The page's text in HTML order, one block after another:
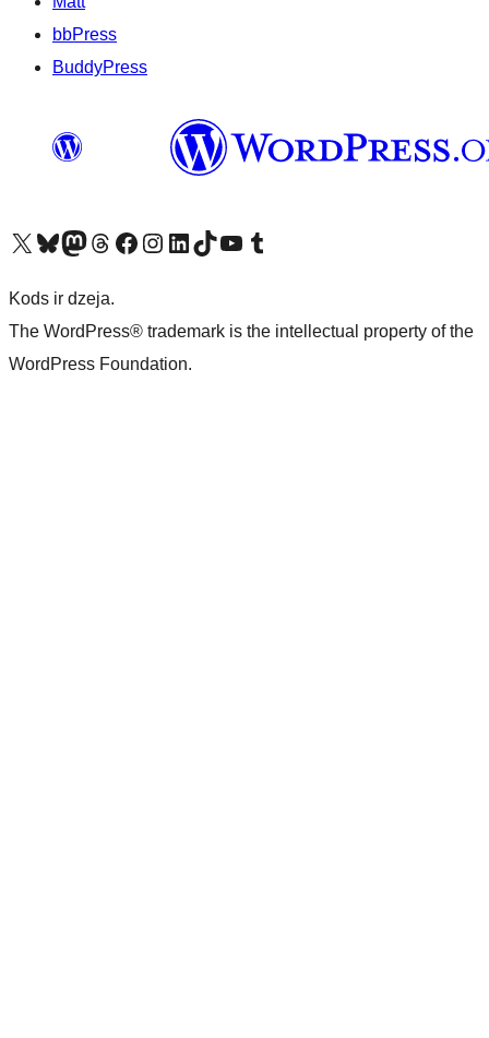
bbPress
BuddyPress
Apmeklējiet mūsu X (agrāk Twitter) kontu
Apmeklējiet mūsu Bluesky kontu
Apmeklējiet mūsu Mastodon kontu
Apmeklējiet mūsu Threads kontu
Apmeklējiet mūsu Facebook lapuApmeklējiet mūsu Instagram kontu
Apmeklējiet mūsu LinkedIn kontu
Apmeklējiet mūsu TikTok kontu
Apmeklējiet mūsu YouTube kanālu
Apmeklējiet mūsu Tumblr kontu
Kods ir dzeja.
The WordPress® trademark is the intellectual property of the
WordPress Foundation.